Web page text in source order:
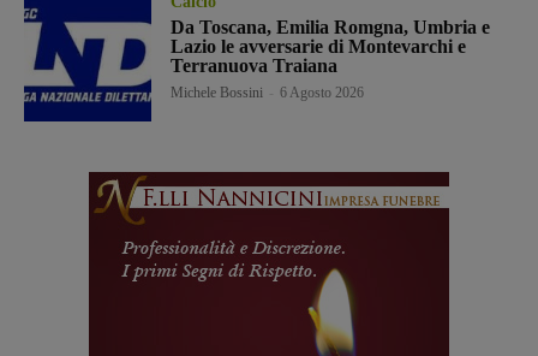
Da Toscana, Emilia Romgna, Umbria e
Lazio le avversarie di Montevarchi e
Terranuova Traiana
Michele Bossini 6 Agosto 2026